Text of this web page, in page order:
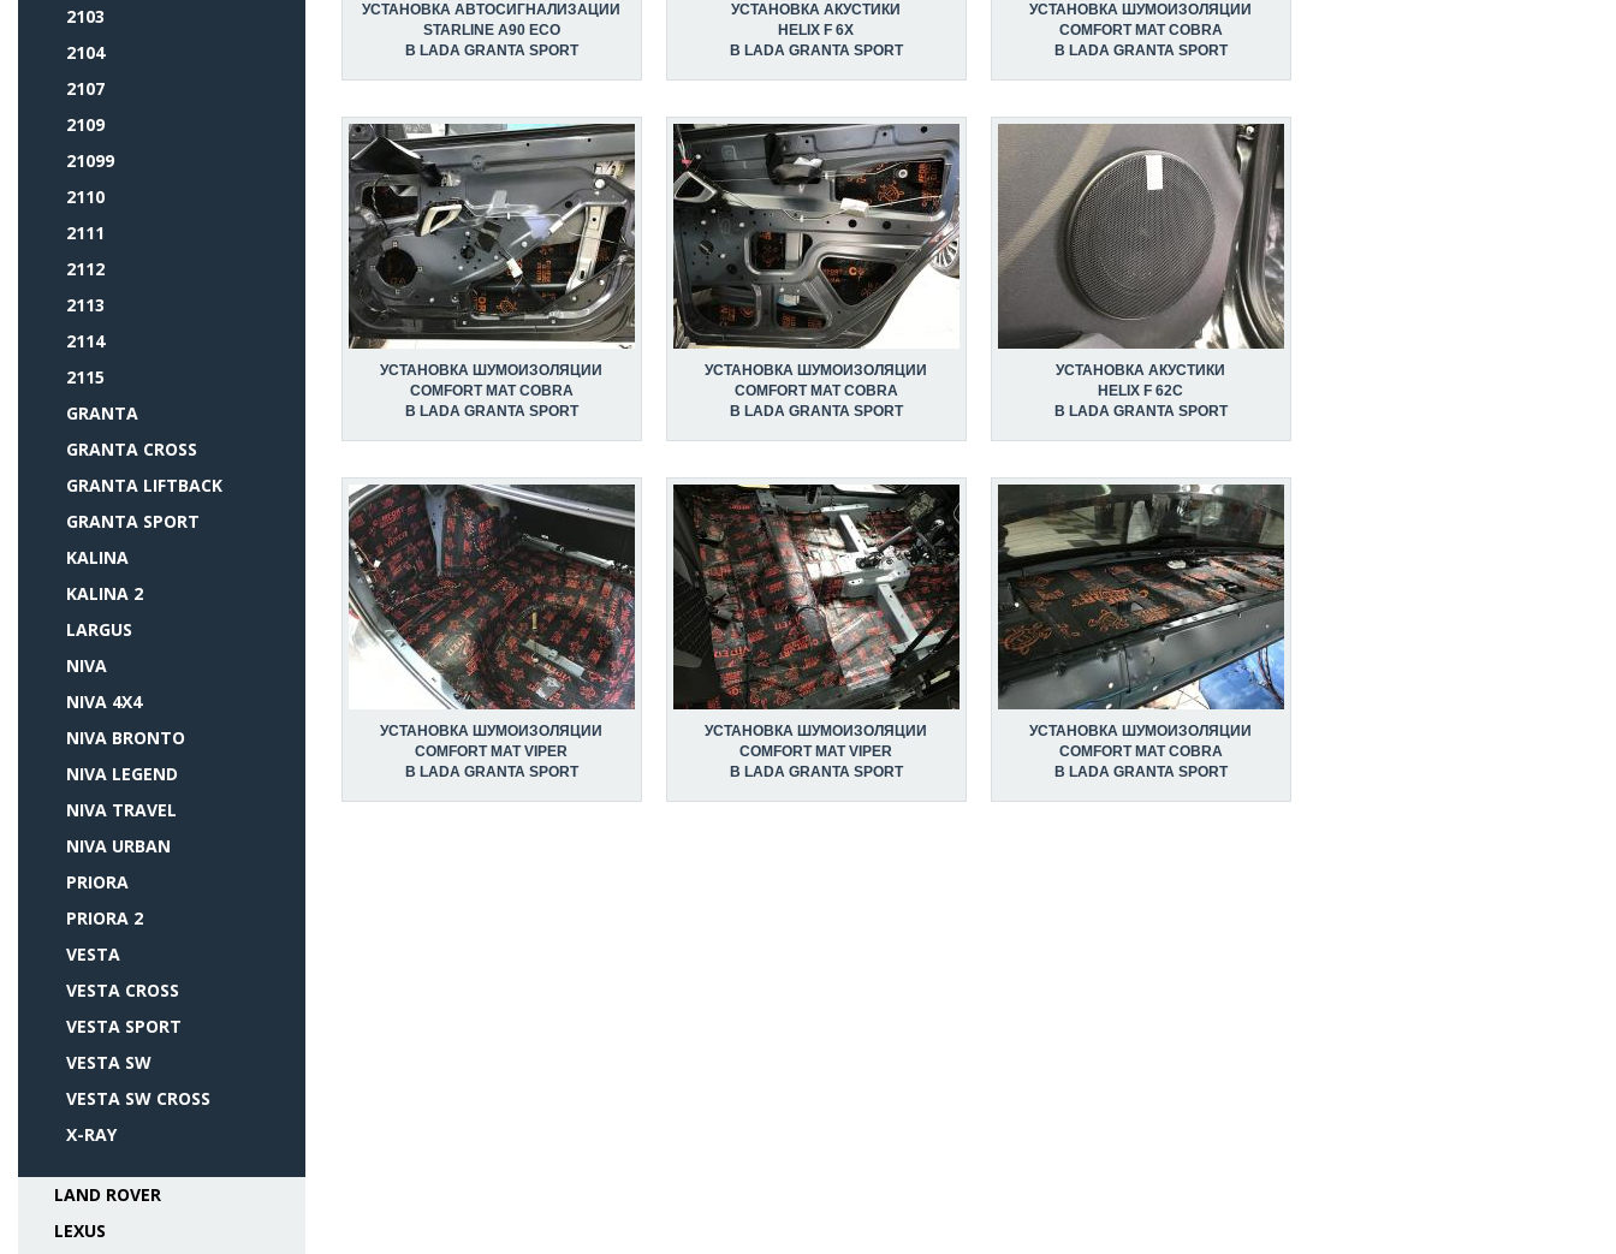
2103
2104
2107
2109
21099
2110
2111
2112
2113
2114
2115
GRANTA
GRANTA CROSS
GRANTA LIFTBACK
GRANTA SPORT
KALINA
KALINA 2
LARGUS
NIVA
NIVA 4X4
NIVA BRONTO
NIVA LEGEND
NIVA TRAVEL
NIVA URBAN
PRIORA
PRIORA 2
VESTA
VESTA CROSS
VESTA SPORT
VESTA SW
VESTA SW CROSS
X-RAY
LAND ROVER
LEXUS
УСТАНОВКА АВТОСИГНАЛИЗАЦИИ
STARLINE A90 ECO
В LADA GRANTA SPORT
УСТАНОВКА АКУСТИКИ
HELIX F 6X
В LADA GRANTA SPORT
УСТАНОВКА ШУМОИЗОЛЯЦИИ
COMFORT MAT COBRA
В LADA GRANTA SPORT
УСТАНОВКА ШУМОИЗОЛЯЦИИ
COMFORT MAT COBRA
В LADA GRANTA SPORT
УСТАНОВКА ШУМОИЗОЛЯЦИИ
COMFORT MAT COBRA
В LADA GRANTA SPORT
УСТАНОВКА АКУСТИКИ
HELIX F 62C
В LADA GRANTA SPORT
УСТАНОВКА ШУМОИЗОЛЯЦИИ
COMFORT MAT VIPER
В LADA GRANTA SPORT
УСТАНОВКА ШУМОИЗОЛЯЦИИ
COMFORT MAT VIPER
В LADA GRANTA SPORT
УСТАНОВКА ШУМОИЗОЛЯЦИИ
COMFORT MAT COBRA
В LADA GRANTA SPORT